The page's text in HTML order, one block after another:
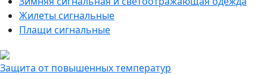
Жилеты сигнальные
Плащи сигнальные
Защита от повышенных температур